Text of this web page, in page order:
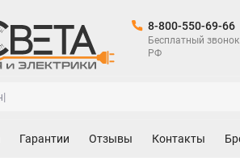
8-800-550-69-66
Бесплатный
РФ
Гарантии Отзывы Контакты